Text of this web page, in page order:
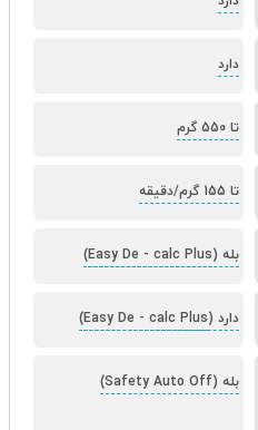
دارد
تا 550 گرم
تا 155 گرم/دقیقه
بله (Easy De - calc Plus)
دارد (Easy De - calc Plus)
بله (Safety Auto Off)